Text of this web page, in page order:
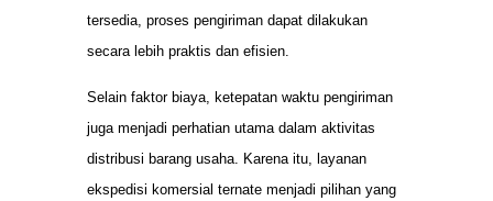
tersedia, proses pengiriman dapat dilakukan
secara lebih praktis dan efisien.
Selain faktor biaya, ketepatan waktu pengiriman
juga menjadi perhatian utama dalam aktivitas
distribusi barang usaha. Karena itu, layanan
ekspedisi komersial ternate menjadi pilihan yang